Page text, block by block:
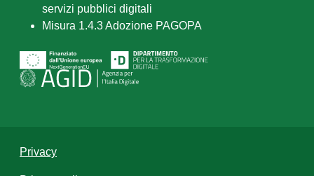
servizi pubblici digitali
Misura 1.4.3 Adozione PAGOPA
Privacy